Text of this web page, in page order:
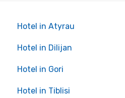
Hotel in Atyrau
Hotel in Dilijan
Hotel in Gori
Hotel in Tiblisi